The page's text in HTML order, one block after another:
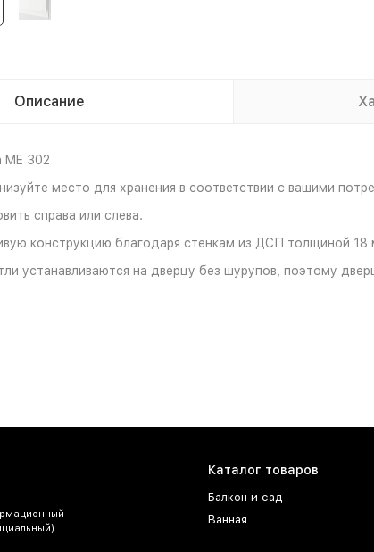
Описание
ME 302
место для хранения в соответствии с вашими
справа или слева.
конструкцию благодаря стенкам из ДСП толщиной 18
устанавливаются на дверцу без шурупов, поэтому
Каталог товаров
Балкон и сад
Ванная